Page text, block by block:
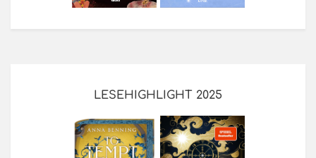
LESEHIGHLIGHT 2025